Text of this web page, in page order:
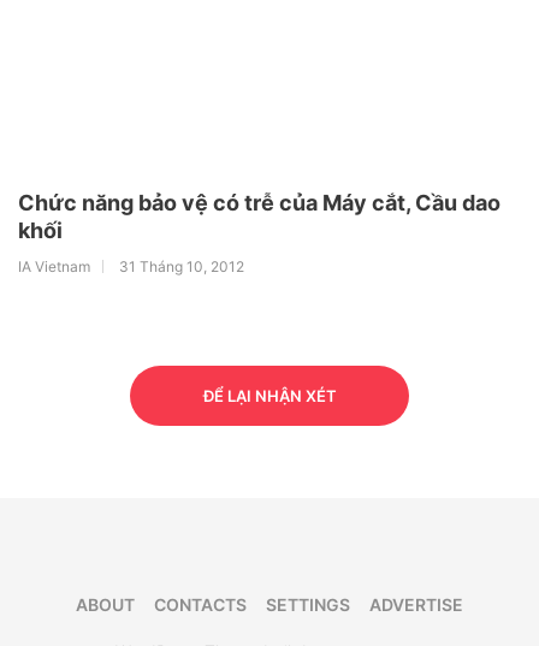
Chức năng bảo vệ có trễ của Máy cắt, Cầu dao
khối
IA Vietnam 31 Tháng 10, 2012
ĐỂ LẠI NHẬN XÉT
ABOUT CONTACTS SETTINGS ADVERTISE